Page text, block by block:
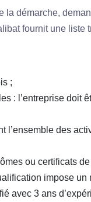
la démarche,
fournit une liste
;
: l’entreprise doit
l’ensemble des
ou certificats
impose un
avec 3 ans